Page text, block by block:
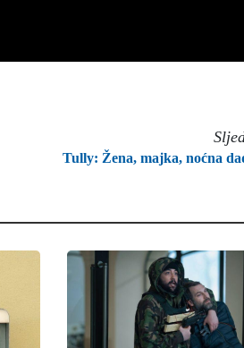
Tully: Žena, majka, noćna